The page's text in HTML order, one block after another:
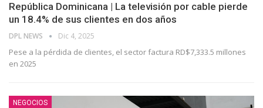
República Dominicana | La televisión por cable pierde
un 18.4% de sus clientes en dos años
DPL NEWS Dic 4, 2025
Pese a la pérdida de clientes, el sector factura RD$7,333.5 millones
en 2025
NEGOCIOS